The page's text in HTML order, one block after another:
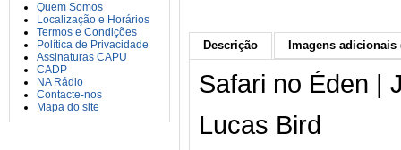
Quem Somos
Localização e Horários
Termos e Condições
Política de Privacidade
Assinaturas CAPU
CADP
NA Rádio
Contacte-nos
Mapa do site
Descrição Imagens adicionais
Safari no Éden |
Lucas Bird